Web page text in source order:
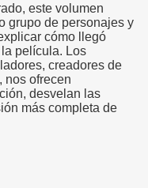
este volumen
grupo de personajes y
cómo llegó
película. Los
creadores de
nos ofrecen
desvelan las
más completa de